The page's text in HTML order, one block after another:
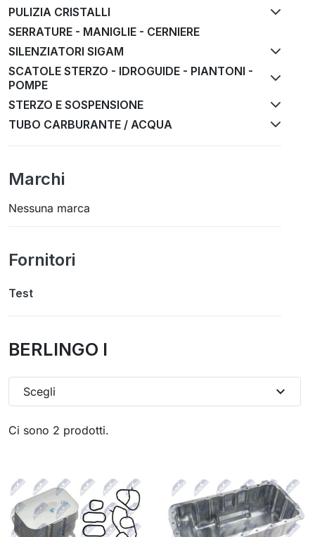
PULIZIA CRISTALLI
SERRATURE - MANIGLIE - CERNIERE
SILENZIATORI SIGAM
SCATOLE STERZO - IDROGUIDE - PIANTONI -
POMPE
STERZO E SOSPENSIONE
TUBO CARBURANTE / ACQUA
Marchi
Nessuna marca
Fornitori
Test
BERLINGO I
Ci sono 2 prodotti.
Scegli expand_more